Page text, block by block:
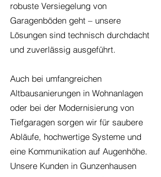
robuste Versiegelung von
Garagenböden geht – unsere
Lösungen sind technisch durchdacht
und zuverlässig ausgeführt.
Auch bei umfangreichen
Altbausanierungen in Wohnanlagen
oder bei der Modernisierung von
Tiefgaragen sorgen wir für saubere
Abläufe, hochwertige Systeme und
eine Kommunikation auf Augenhöhe.
Unsere Kunden in Gunzenhausen